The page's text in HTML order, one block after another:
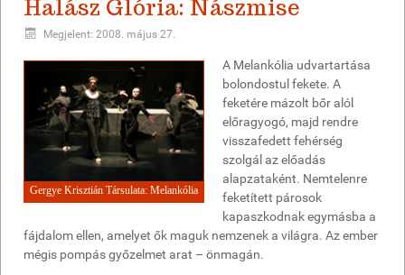
Halász Glória: Nászmise
Megjelent: 2008. május 27.
Gergye Krisztián Társulata: Melankólia
A Melankólia udvartartása
bolondostul fekete. A
feketére mázolt bőr alól
előragyogó, majd rendre
visszafedett fehérség
szolgál az előadás
alapzataként. Nemtelenre
feketített párosok
kapaszkodnak egymásba a
fájdalom ellen, amelyet ők maguk nemzenek a világra. Az ember
mégis pompás győzelmet arat – önmagán.